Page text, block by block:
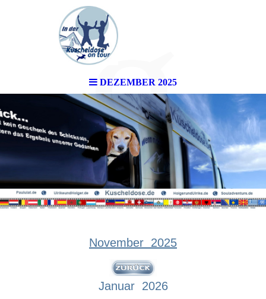
DEZEMBER 2025
g
November 2025
Januar 2026